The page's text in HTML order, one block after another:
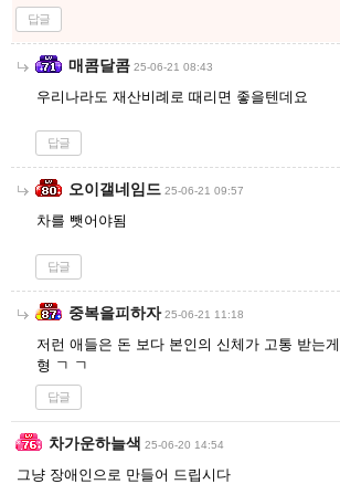
답글
매콤달콤 25-06-21 08:43
우리나라도 재산비례로 때리면 좋을텐데요
답글
오이갤네임드 25-06-21 09:57
차를 뺏어야됨
답글
중복을피하자 25-06-21 11:18
저런 애들은 돈 보다 본인의 신체가 고통 받는
형 ㄱ ㄱ
답글
차가운하늘색 25-06-20 14:54
그냥 장애인으로 만들어 드립시다